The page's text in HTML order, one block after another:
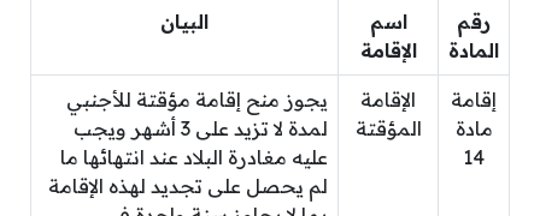
رقم
المادة
اسم
الإقامة
البيان
إقامة
مادة
14
الإقامة
المؤقتة
يجوز منح إقامة مؤقتة للأجنبي
لمدة لا تزيد على 3 أشهر ويجب
عليه مغادرة البلاد عند انتهائها ما
لم يحصل على تجديد لهذه الإقامة